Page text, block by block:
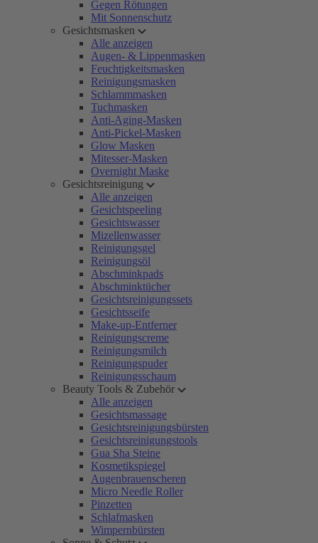
Gegen Rötungen
Mit Sonnenschutz
Gesichtsmasken
Alle anzeigen
Augen- & Lippenmasken
Feuchtigkeitsmasken
Reinigungsmasken
Schlammmasken
Tuchmasken
Anti-Aging-Masken
Anti-Pickel-Masken
Glow Masken
Mitesser-Masken
Overnight Maske
Gesichtsreinigung
Alle anzeigen
Gesichtspeeling
Gesichtswasser
Mizellenwasser
Reinigungsgel
Reinigungsöl
Abschminkpads
Abschminktücher
Gesichtsreinigungssets
Gesichtsseife
Make-up-Entferner
Reinigungscreme
Reinigungsmilch
Reinigungspuder
Reinigungsschaum
Beauty Tools & Zubehör
Alle anzeigen
Gesichtsmassage
Gesichtsreinigungsbürsten
Gesichtsreinigungstools
Gua Sha Steine
Kosmetikspiegel
Augenbrauenscheren
Micro Needle Roller
Pinzetten
Schlafmasken
Wimpernbürsten